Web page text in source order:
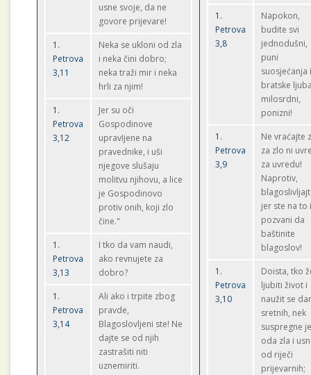
usne svoje, da ne
govore prijevare!
1.
Petrova
3,11
Neka se ukloni od zla
i neka čini dobro;
neka traži mir i neka
hrli za njim!
1.
Petrova
3,12
Jer su oči
Gospodinove
upravIjene na
pravednike, i uši
njegove slušaju
molitvu njihovu, a lice
je Gospodinovo
protiv onih, koji zlo
čine."
1.
Petrova
3,13
I tko da vam naudi,
ako revnujete za
dobro?
1.
Petrova
3,14
Ali ako i trpite zbog
pravde,
Blagoslovljeni ste! Ne
dajte se od njih
zastrašiti niti
uznemiriti.
1.
Petrova
3,8
Napokon,
budite svi
jednodušni,
puni
suosjećanja
bratske
milosrdni,
ponizni!
1.
Petrova
3,9
Ne vraćajte
za zlo ni
za uvredu!
Naprotiv,
jer ste na to
pozvani da
baštinite
blagoslov!
1.
Petrova
3,10
Doista, tko
ljubiti život i
naužit se
sretnih, nek
suspregne
oda zla i
od riječi
prijevarnih;